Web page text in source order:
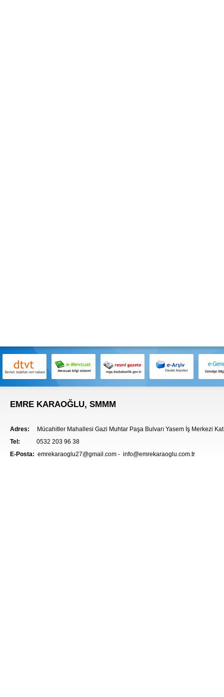
EMRE KARAOĞLU, SMMM
Adres: Mücahitler Mahallesi Gazi Muhtar Paşa Bulvarı Yasem İş Merkezi
Tel: 0532 203 96 38
E-Posta: emrekaraoglu27@gmail.com - info@emrekaraoglu.com.tr